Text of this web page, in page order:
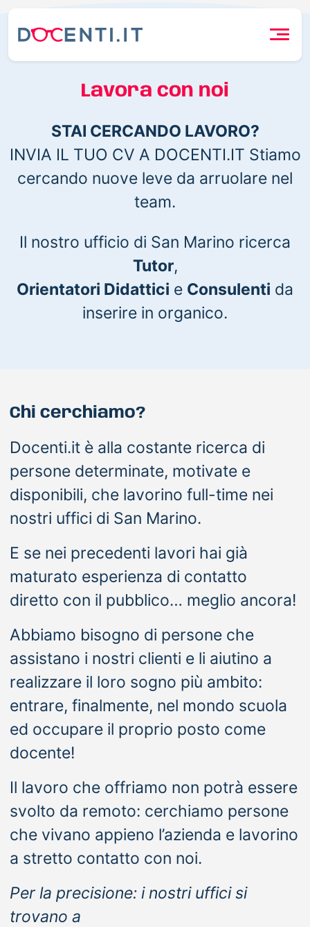
Lavora con noi
STAI CERCANDO LAVORO?
INVIA IL TUO CV A DOCENTI.IT Stiamo
cercando nuove leve da arruolare nel
team.
Il nostro ufficio di San Marino ricerca
Tutor,
Orientatori Didattici e Consulenti da
inserire in organico.
Chi cerchiamo?
Docenti.it è alla costante ricerca di
persone determinate, motivate e
disponibili, che lavorino full-time nei
nostri uffici di San Marino.
E se nei precedenti lavori hai già
maturato esperienza di contatto
diretto con il pubblico… meglio ancora!
Abbiamo bisogno di persone che
assistano i nostri clienti e li aiutino a
realizzare il loro sogno più ambito:
entrare, finalmente, nel mondo scuola
ed occupare il proprio posto come
docente!
Il lavoro che offriamo non potrà essere
svolto da remoto: cerchiamo persone
che vivano appieno l’azienda e lavorino
a stretto contatto con noi.
Per la precisione: i nostri uffici si
trovano a